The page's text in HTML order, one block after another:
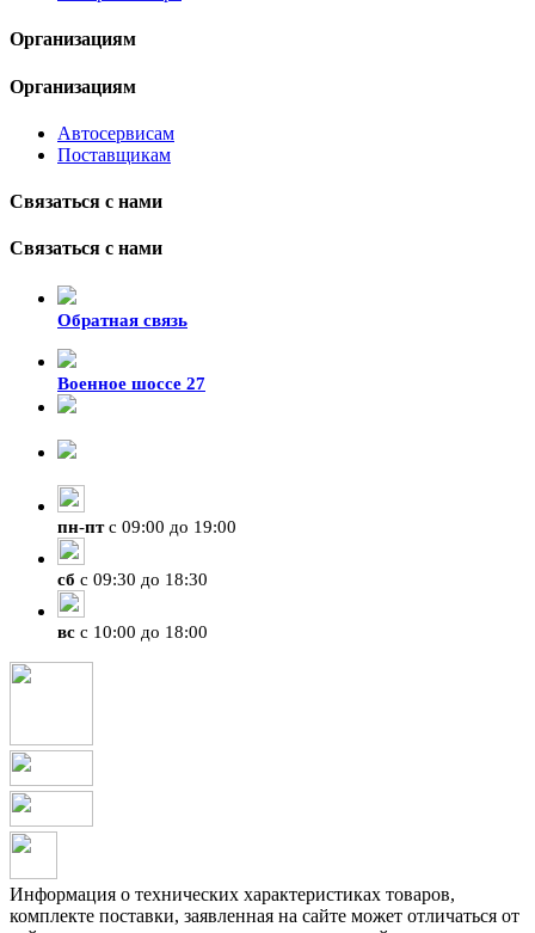
Организациям
Организациям
Автосервисам
Поставщикам
Связаться с нами
Связаться с нами
Обратная связь
Военное шоссе 27
пн-птс 09:00 до 19:00
сб с 09:30 до 18:30
вс с 10:00 до 18:00
Информация о технических характеристиках товаров,
комплекте поставки, заявленная на сайте может отличаться от